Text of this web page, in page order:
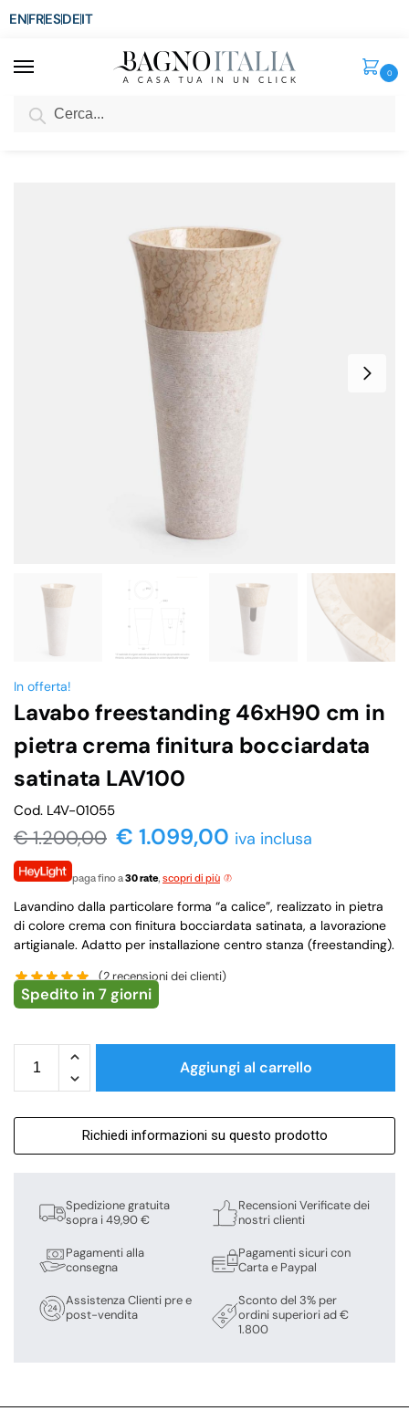
ENFRESDEIT
0
SCONTO del 3%
In offerta!
Lavabo freestanding 46xH90 cm in
pietra crema finitura bocciardata
satinata LAV100
Cod. L4V-01055
€1.200,00 € 1.099,00 iva inclusa
paga fino a30 rate, scopri di più
Lavandino dalla particolare forma “a calice”, realizzato in pietra
di colore crema con finitura bocciardata satinata, a lavorazione
artigianale. Adatto per installazione centro stanza (freestanding).
(2recensioni dei clienti)
Spedito in 7 giorni
Aggiungi al carrello
Richiedi informazioni su questo prodotto
Spedizione gratuita
sopra i 49,90 €
Pagamenti alla
consegna
Assistenza Clienti pre e
post-vendita
Recensioni Verificate dei
nostri clienti
Pagamenti sicuri con
Carta e Paypal
Sconto del 3% per
ordini superiori ad €
1.800